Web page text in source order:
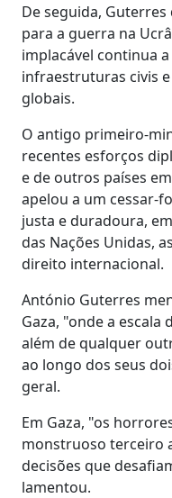
De seguida,
para a guerra na
implacável continua
infraestruturas civis
globais.
O antigo primeiro-
recentes esforços
e de outros países
apelou a um cessar-
justa e duradoura,
das Nações Unidas,
direito internacional.
António Guterres
Gaza, "onde a
além de qualquer
ao longo dos seus
geral.
Em Gaza, "os
monstruoso terceiro
decisões que
lamentou.